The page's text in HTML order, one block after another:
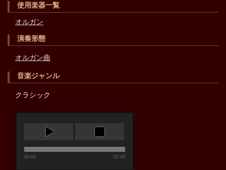
使用楽器一覧
オルガン
演奏形態
オルガン曲
音楽ジャンル
クラシック
00:00 02:49